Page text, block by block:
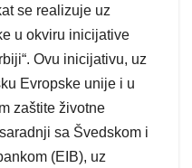
se realizuje uz
u okviru inicijative
Ovu inicijativu, uz
Evropske unije i u
zaštite životne
sa Švedskom i
(EIB), uz